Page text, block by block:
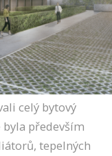
celý bytový
především
tepelných